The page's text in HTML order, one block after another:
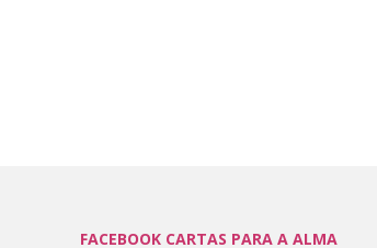
FACEBOOK CARTAS PARA A ALMA